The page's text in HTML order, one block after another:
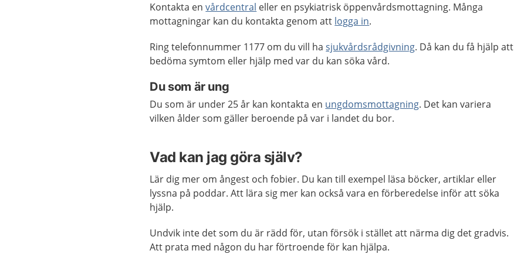
Kontakta envårdcentral eller en psykiatrisk öppenvårdsmottagning. Många
mottagningar kan du kontakta genom att logga in.
Ring telefonnummer 1177 om du vill hasjukvårdsrådgivning. Då kan du få hjälp att
bedöma symtom eller hjälp med var du kan söka vård.
Du som är ung
Du som är under 25 år kan kontakta en ungdomsmottagning. Det kan variera
vilken ålder som gäller beroende på var i landet du bor.
Vad kan jag göra själv?
Lär dig mer om ångest och fobier. Du kan till exempel läsa böcker, artiklar eller
lyssna på poddar. Att lära sig mer kan också vara en förberedelse inför att söka
hjälp.
Undvik inte det som du är rädd för, utan försök i stället att närma dig det gradvis.
Att prata med någon du har förtroende för kan hjälpa.